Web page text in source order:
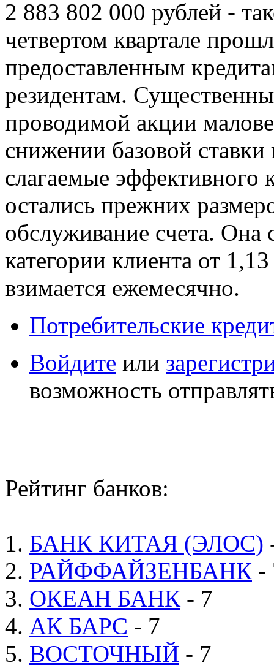
2 883 802 000 рублей -
четвертом квартале
предоставленным
резидентам.
проводимой акции
снижении базовой
слагаемые
остались прежних
обслуживание счета. Она
категории клиента от
взимается ежемесячно.
Потребительские
Войдите или
возможность
Рейтинг банков:
1. БАНК КИТАЯ (ЭЛОС)
2. РАЙФФАЙЗЕНБАНК -
3. ОКЕАН БАНК - 7
4. АК БАРС - 7
5. ВОСТОЧНЫЙ - 7